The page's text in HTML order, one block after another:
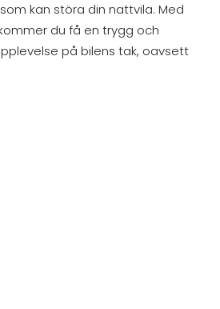
kan störa din nattvila. Med
du få en trygg och
på bilens tak, oavsett